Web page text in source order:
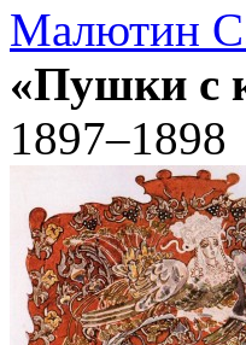
Малютин
«Пушки с
1897–1898